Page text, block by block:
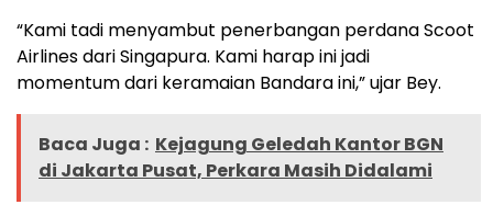
“Kami tadi menyambut penerbangan perdana Scoot
Airlines dari Singapura. Kami harap ini jadi
momentum dari keramaian Bandara ini,” ujar Bey.
Baca Juga : Kejagung Geledah Kantor BGN
di Jakarta Pusat, Perkara Masih Didalami